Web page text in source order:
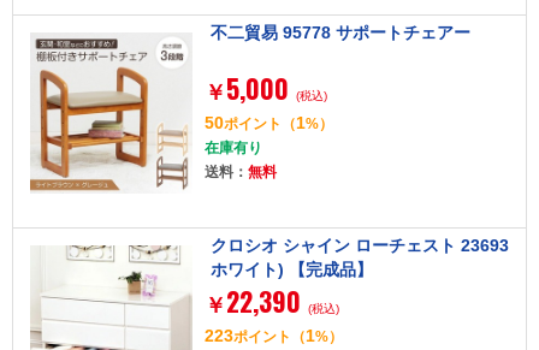
不二貿易 95778 サポートチェアー
￥ 5,000 (税込)
50ポイント （1%）
在庫有り
送料： 無料
クロシオ シャイン ローチェスト 23693
ホワイト) 【完成品】
￥ 22,390 (税込)
223ポイント （1%）